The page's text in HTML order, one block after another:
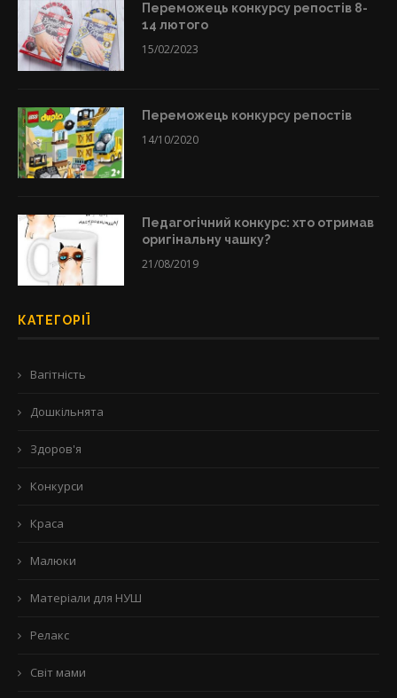
Переможець конкурсу репостів 8-
14 лютого
15/02/2023
Переможець конкурсу репостів
14/10/2020
Педагогічний конкурс: хто отримав
оригінальну чашку?
21/08/2019
КАТЕГОРІЇ
Вагітність
Дошкільнята
Здоров'я
Конкурси
Краса
Малюки
Матеріали для НУШ
Релакс
Світ мами